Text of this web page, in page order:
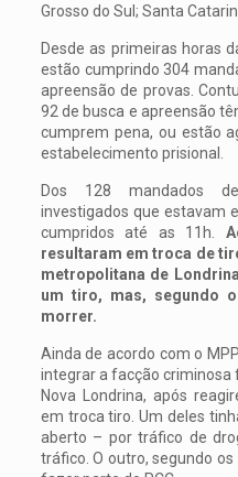
Grosso do Sul; Santa
Desde as primeiras horas
estão cumprindo 304
apreensão de provas.
92 de busca e apreensão
cumprem pena, ou estão
estabelecimento prisional.
Dos 128 mandados
investigados que estavam
cumpridos até as 11h.
resultaram em troca de
metropolitana de
um tiro, mas, segundo
morrer.
Ainda de acordo com o
integrar a facção
Nova Londrina, após
em troca tiro. Um deles
aberto – por tráfico de
tráfico. O outro, segundo